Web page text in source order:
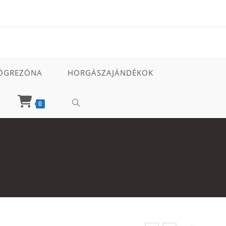
HORGÁSZAJÁNDÉKOK
0 TOGGLE